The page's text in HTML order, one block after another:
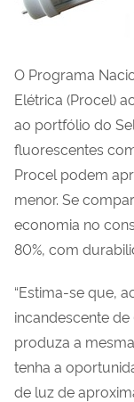
O Programa
Elétrica (Procel)
ao portfólio do
fluorescentes
Procel podem
menor. Se
economia no
80%, com
“Estima-se que,
incandescente
produza a
tenha a
de luz de